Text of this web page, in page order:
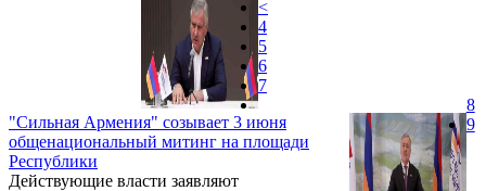
"Сильная Армения" созывает 3 июня
общенациональный митинг на площади
Республики
Действующие власти заявляют
<
4
5
6
7
8
9